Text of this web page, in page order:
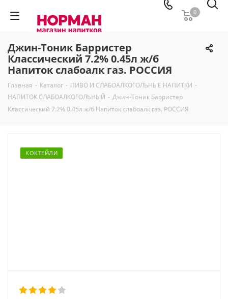
0
Джин-Тоник Барристер
Классический 7.2% 0.45л ж/б
Напиток слабоалк газ. РОССИЯ
Главная - Каталог - ПИВО И СЛАБОАЛКОГОЛЬНЫЕ НАПИТКИ -
НАПИТОК СЛАБОАЛКОГОЛЬНЫЙ - Джин-Тоник Барристер
Классический 7.2% 0.45л ж/б Напиток слабоалк газ. РОССИЯ
КОКТЕЙЛИ